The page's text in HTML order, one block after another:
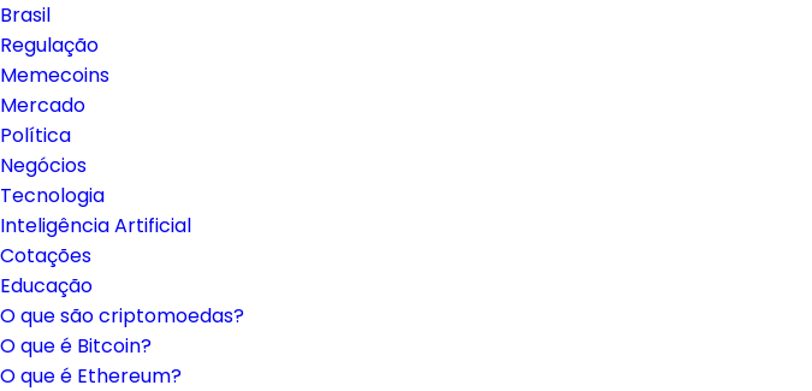
Brasil
Regulação
Memecoins
Mercado
Política
Negócios
Tecnologia
Inteligência Artificial
Cotações
Educação
O que são criptomoedas?
O que é Bitcoin?
O que é Ethereum?